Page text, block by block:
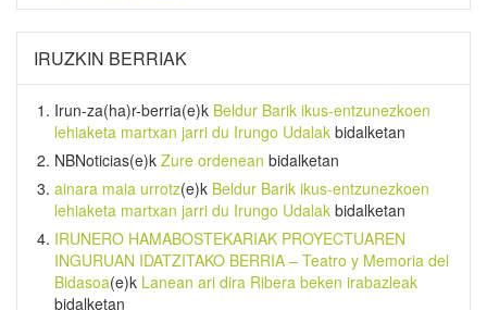
IRUZKIN BERRIAK
Irun-za(ha)r-berria(e)k Beldur Barik ikus-entzunezkoen
lehiaketa martxan jarri du Irungo Udalak bidalketan
NBNoticias(e)k Zure ordenean bidalketan
ainara maia urrotz(e)k Beldur Barik ikus-entzunezkoen
lehiaketa martxan jarri du Irungo Udalak bidalketan
IRUNERO HAMABOSTEKARIAK PROYECTUAREN
INGURUAN IDATZITAKO BERRIA – Teatro y Memoria del
Bidasoa(e)k Lanean ari dira Ribera beken irabazleak
bidalketan